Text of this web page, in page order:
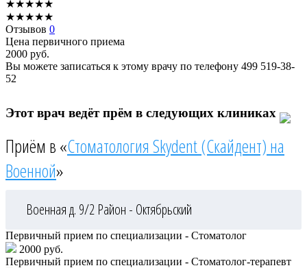
★★★★★
★★★★★
Отзывов 0
Цена первичного приема
2000 руб.
Вы можете записаться к этому врачу по телефону 499 519-38-
52
Этот врач ведёт прём в следующих клиниках
Приём в «Стоматология Skydent (Скайдент) на
Военной»
Военная д. 9/2 Район - Октябрьский
Первичный прием по специализации - Стоматолог
2000 руб.
Первичный прием по специализации - Стоматолог-терапевт